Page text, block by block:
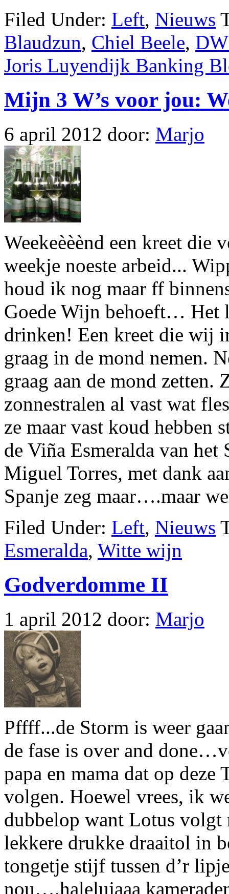
Filed Under: Left, Nieuws
Blaudzun, Chiel Beele,
Joris Luyendijk Banking
Mijn 3 W’s voor jou:
6 april 2012 door: Marjo
Weekeèèènd een kreet die
weekje noeste arbeid...
houd ik nog maar ff
Goede Wijn behoeft… Het
drinken! Een kreet die wij
graag in de mond nemen.
graag aan de mond zetten.
zonnestralen al vast wat
ze maar vast koud hebben
de Viña Esmeralda van
Miguel Torres, met dank
Spanje zeg maar….maar
Filed Under: Left, Nieuws
Esmeralda, Witte wijn
Godverdomme II
1 april 2012 door: Marjo
Pffff...de Storm is weer
de fase is over and
papa en mama dat op deze
volgen. Hoewel vrees, ik
dubbelop want Lotus
lekkere drukke draaitol in
tongetje stijf tussen d’r
nou….halelujaaa